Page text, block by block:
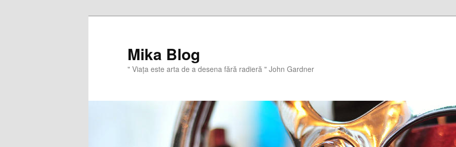
Mika Blog
" Viaţa este arta de a desena fără radieră " John Gardner